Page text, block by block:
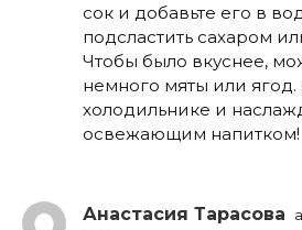
сок и добавьте его в
подсластить сахаром
Чтобы было вкуснее,
немного мяты или ягод.
холодильнике и
освежающим напитком!
Анастасия Тарасова